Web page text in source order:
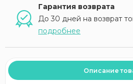
Гарантия возврата
До 30 дней на возврат
подробнее
Описание